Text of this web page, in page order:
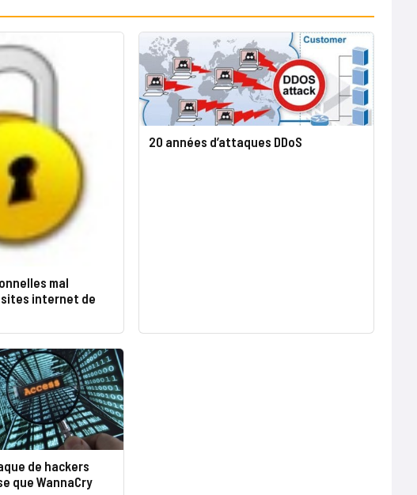
mal
internet de
20 années d’attaques DDoS
de hackers
que WannaCry